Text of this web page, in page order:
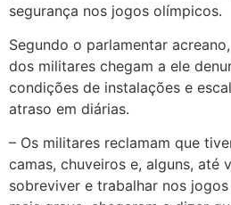
segurança nos jogos olímpicos.
Segundo o parlamentar
dos militares chegam a ele
condições de instalações e
atraso em diárias.
– Os militares reclamam que
camas, chuveiros e, alguns, até
sobreviver e trabalhar nos